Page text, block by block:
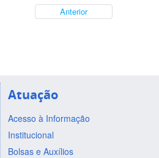
Anterior
Atuação
Acesso à Informação
Institucional
Bolsas e Auxílios